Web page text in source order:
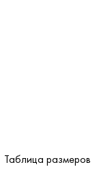
Таблица размеров